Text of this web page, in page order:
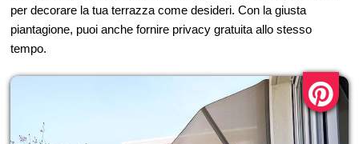
per decorare la tua terrazza come desideri. Con la giusta
piantagione, puoi anche fornire privacy gratuita allo stesso
tempo.